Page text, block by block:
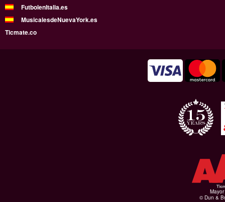
FutbolenItalia.es
MusicalesdeNuevaYork.es
Ticmate.co
© Dun &